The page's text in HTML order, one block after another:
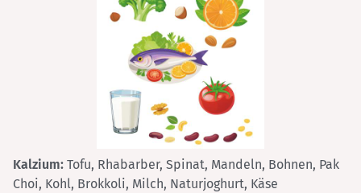
Kalzium: Tofu, Rhabarber, Spinat, Mandeln, Bohnen, Pak
Choi, Kohl, Brokkoli, Milch, Naturjoghurt, Käse